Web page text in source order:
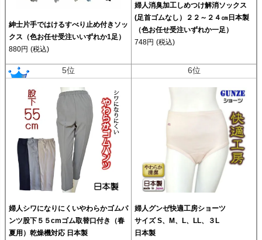
紳士片手ではけるすべり止め付きソッ
クス（色お任せ受注いいずれか1足）
880円 (税込)
婦人消臭加工しめつけ解消ソックス
(足首ゴムなし）２２～２４㎝日本製
（色お任せ受注いずれか一足）
748円 (税込)
5位
婦人シワになりにくいやわらかゴムパ
ンツ股下５５cmゴム取替口付き（春
夏用）乾燥機対応 日本製
6位
婦人グンゼ快適工房ショーツ
サイズ S、M、L、LL、３L
日本製